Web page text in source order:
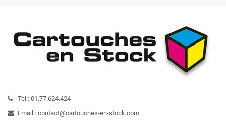
Tel : 01.77.624.424
Email : contact@cartouches-en-stock.com